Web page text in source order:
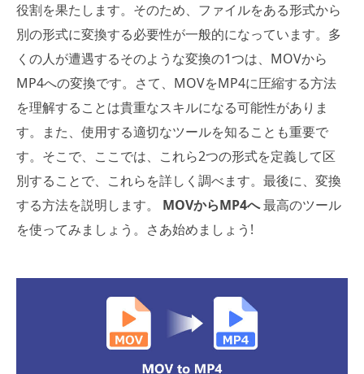
役割を果たします。そのため、ファイルをある形式から
別の形式に変換する必要性が一般的になっています。多
くの人が遭遇するそのような変換の1つは、MOVから
MP4への変換です。さて、MOVをMP4に圧縮する方法
を理解することは貴重なスキルになる可能性がありま
す。また、使用する適切なツールを知ることも重要で
す。そこで、ここでは、これら2つの形式を定義して区
別することで、これらを詳しく調べます。最後に、変換
する方法を説明します。 MOVからMP4へ最高のツール
を使ってみましょう。さあ始めましょう!